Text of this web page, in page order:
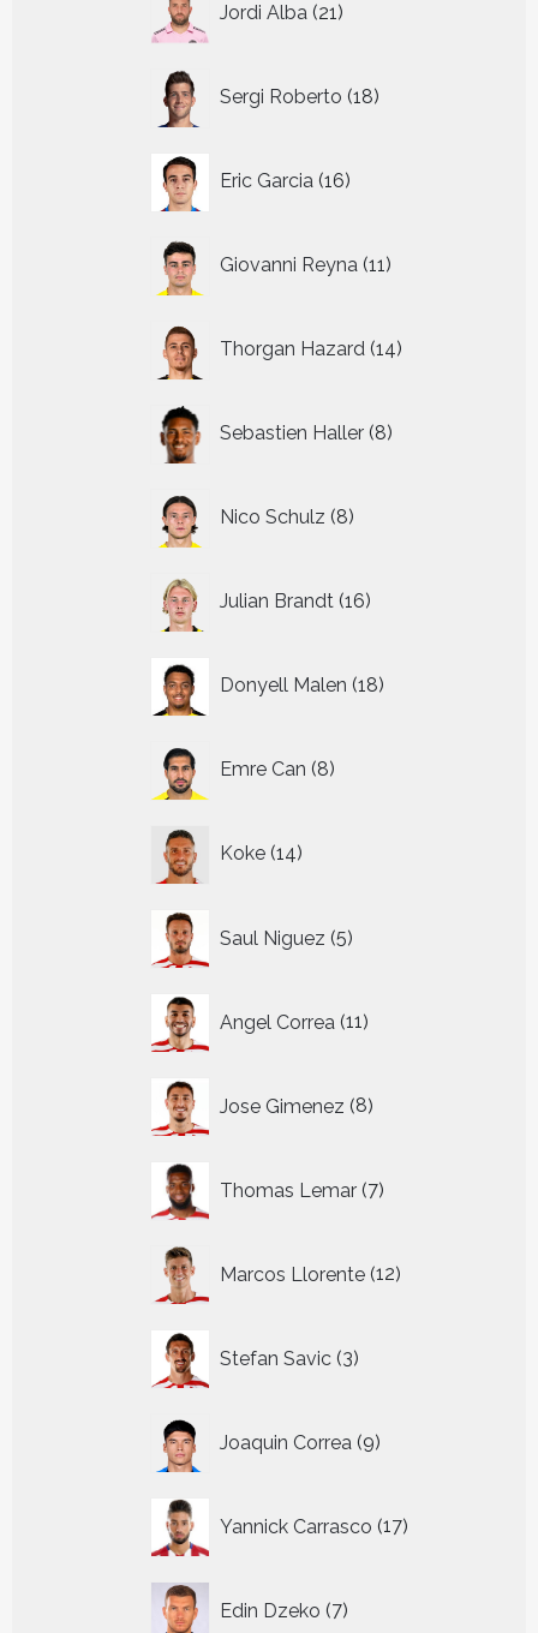
Jordi Alba 21
producten
Sergi Roberto 18
producten
Eric Garcia 16
producten
Giovanni Reyna 11
producten
Thorgan Hazard 14
producten
Sebastien Haller 8
producten
Nico Schulz 8
producten
Julian Brandt 16
producten
Donyell Malen 18
producten
Emre Can 8
producten
Koke 14
producten
Saul Niguez 5
producten
Angel Correa 11
producten
Jose Gimenez 8
producten
Thomas Lemar 7
producten
Marcos Llorente 12
producten
Stefan Savic 3
producten
Joaquin Correa 9
producten
Yannick Carrasco 17
producten
Edin Dzeko 7
producten